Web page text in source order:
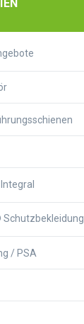
Schutzbekleidung
/ PSA